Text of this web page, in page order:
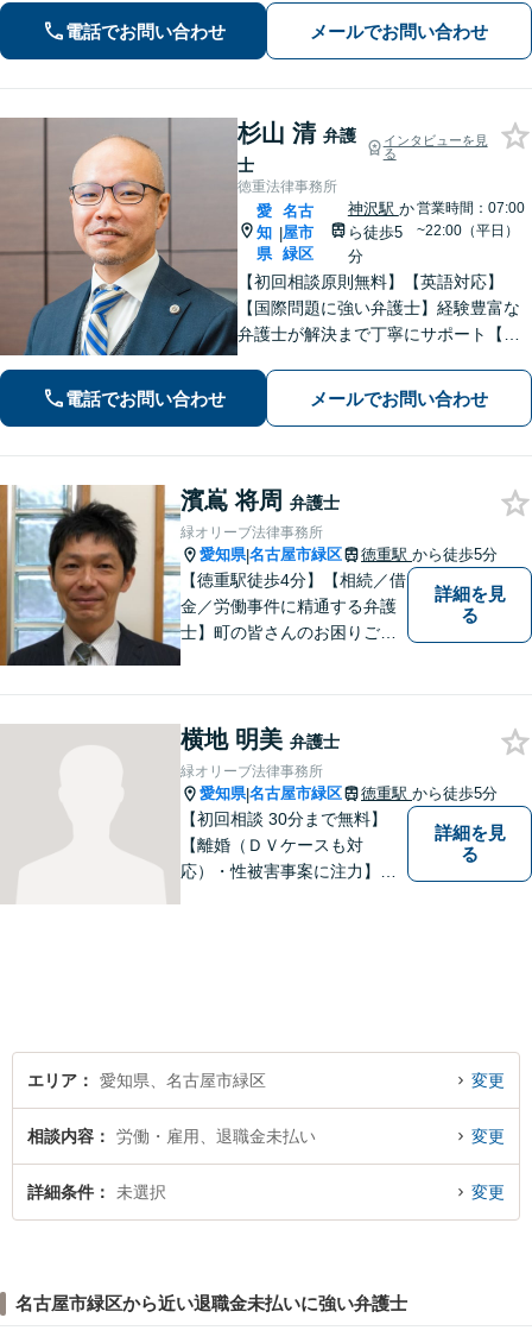
不安を軽減。理想とする解決を目指し
ます【土曜・夜間面談OK】
電話でお問い合わせ メールでお問い合わせ
杉山 清 弁護
士
インタビューを見
る
徳重法律事務所
愛
知
県
|
名古
屋市
緑区
神沢駅 か
ら徒歩5
分
営業時間：07:00
~22:00（平日）
【初回相談原則無料】【英語対応】
【国際問題に強い弁護士】経験豊富な
弁護士が解決まで丁寧にサポート【離
の問題まで親身になって対応！【刑事
事件】早期釈放に向けて迅速に対処
電話でお問い合わせ メールでお問い合わせ
濱嶌 将周 弁護士
緑オリーブ法律事務所
愛知県|名古屋市緑区 徳重駅 から徒歩5分
【徳重駅徒歩4分】【相続／借
金／労働事件に精通する弁護
士】町の皆さんのお困りごと
バー等の情報問題にも意欲高
く取り組みます。お困りごと
があれば。お気軽にご相談く
ださい。
詳細を見
る
横地 明美 弁護士
緑オリーブ法律事務所
愛知県|名古屋市緑区 徳重駅 から徒歩5分
【初回相談 30分まで無料】
【離婚（ＤＶケースも対
応）・性被害事案に注力】
詳細を見
る
エリア 愛知県、名古屋市緑区 変更
相談内容 労働・雇用、退職金未払い 変更
詳細条件 未選択 変更
名古屋市緑区から近い退職金未払いに強い弁護士